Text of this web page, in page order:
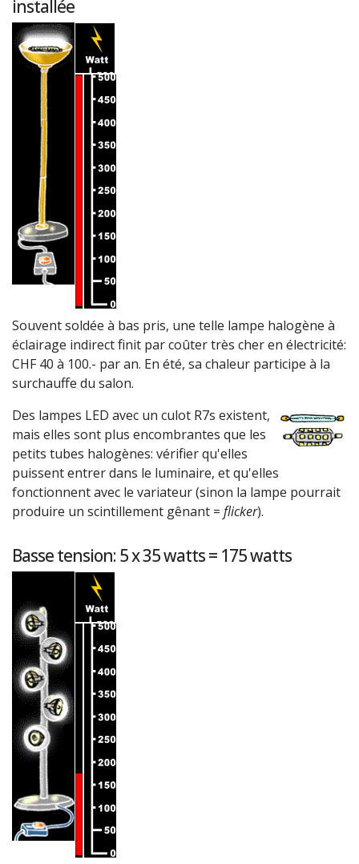
installée
Souvent soldée à bas pris, une telle lampe halogène à
éclairage indirect finit par coûter très cher en électricité:
CHF 40 à 100.- par an. En été, sa chaleur participe à la
surchauffe du salon.
Des lampes LED avec un culot R7s existent,
mais elles sont plus encombrantes que les
petits tubes halogènes: vérifier qu'elles
puissent entrer dans le luminaire, et qu'elles
fonctionnent avec le variateur (sinon la lampe pourrait
produire un scintillement gênant = flicker).
Basse tension: 5 x 35 watts = 175 watts